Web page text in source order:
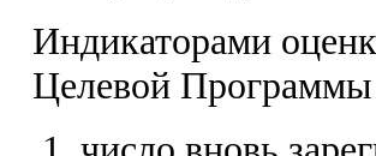
Индикаторами
Целевой